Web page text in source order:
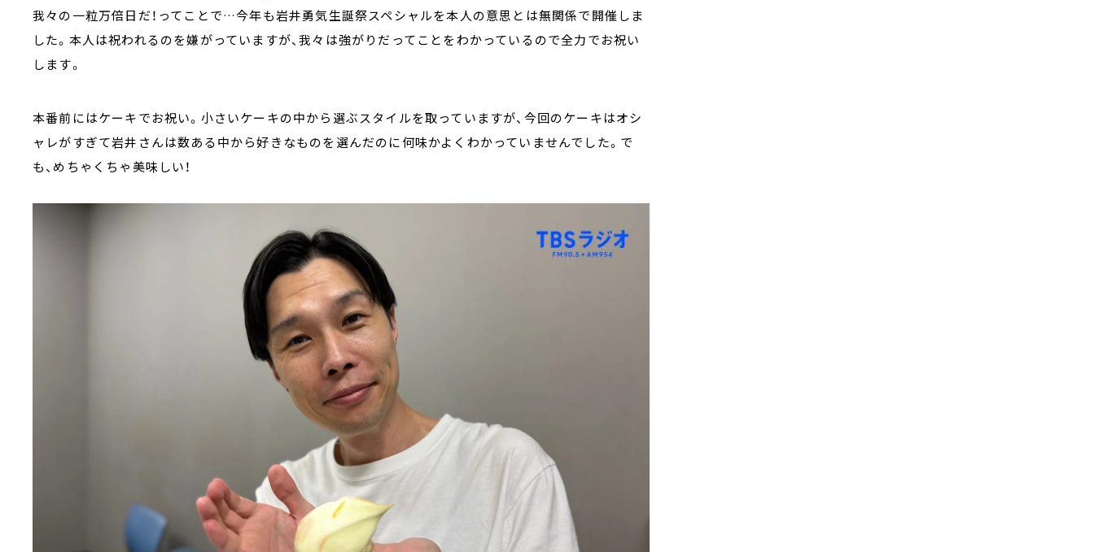
我々の一粒万倍日だ！ってことで…今年も岩井勇気生誕祭スペシャルを本人の意思とは無関係で開催しま
した。本人は祝われるのを嫌がっていますが、我々は強がりだってことをわかっているので全力でお祝い
します。
本番前にはケーキでお祝い。小さいケーキの中から選ぶスタイルを取っていますが、今回のケーキはオシ
ャレがすぎて岩井さんは数ある中から好きなものを選んだのに何味かよくわかっていませんでした。で
も、めちゃくちゃ美味しい！